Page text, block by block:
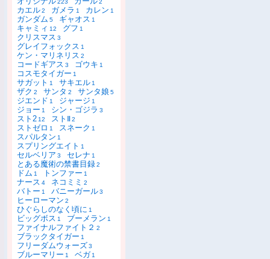
223 2
カエル2 ガメラ 1 カレン 1
ガンダム 5 ギャオス 1
キャミィ 12 グフ 1
クリスマス 3
グレイフォックス 1
ケン・マリネリス 2
コードギアス 3 ゴウキ 1
コスモタイガー 1
サガット 1 サキエル 1
ザク 2 サンタ 2 サンタ娘 5
ジエンド 1 ジャージ 1
ジョー 1 シン・ゴジラ 3
スト2 12 ストⅡ2
ストゼロ 1 スネーク 1
スパルタン 1
スプリングエイト 1
セルベリア 3 セレナ 1
とある魔術の禁書目録2
ドム 1 トンファー 1
ナース 4 ネコミミ 2
バトー 1 バニーガール3
ヒーローマン 2
ひぐらしのなく頃に 1
ビッグボス 1 ブーメラン 1
ファイナルファイト２ 2
ブラックタイガー 1
フリーダムウォーズ3
ブルーマリー 1 ベガ 1